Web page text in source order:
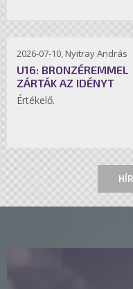
2026-07-10, Nyitray András
U16: BRONZÉREMMEL
ZÁRTÁK AZ IDÉNYT
Értékelő.